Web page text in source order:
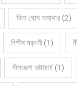
নিনা ঘোষ সমাদ্দার (2)
নিশীথ ষড়ংগী (1)
নীলাঞ্জনা ভট্টাচার্য (1)